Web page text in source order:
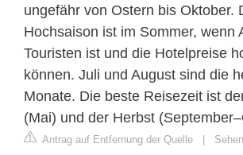
ungefähr von Ostern bis Oktober.
Hochsaison ist im Sommer, wenn
Touristen ist und die Hotelpreise
können. Juli und August sind die
Monate. Die beste Reisezeit ist
(Mai) und der Herbst
Antrag auf Entfernung der Quelle |